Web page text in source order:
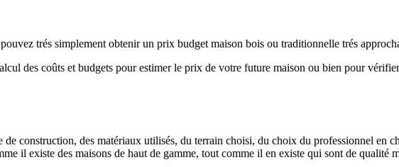
trés simplement obtenir un prix budget maison bois ou traditionnelle trés
des coûts et budgets pour estimer le prix de votre future maison ou bien pour
de construction, des matériaux utilisés, du terrain choisi, du choix du professionnel en
il existe des maisons de haut de gamme, tout comme il en existe qui sont de qualité